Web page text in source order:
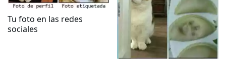
Tu foto en las redes
sociales